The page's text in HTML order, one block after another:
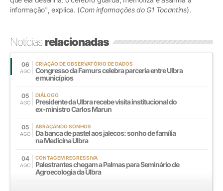
informação", explica. (Com informações do G1 Tocantins).
Notíciasrelacionadas
06
AGO
CRIAÇÃO DE OBSERVATÓRIO DE DADOS
Congresso da Famurs celebra parceria entre Ulbra
e municípios
05
AGO
DIÁLOGO
Presidente da Ulbra recebe visita institucional do
ex-ministro Carlos Marun
05
AGO
ABRAÇANDO SONHOS
Da banca de pastel aos jalecos: sonho de família
na Medicina Ulbra
04
AGO
CONTAGEM REGRESSIVA
Palestrantes chegam a Palmas para Seminário de
Agroecologia da Ulbra